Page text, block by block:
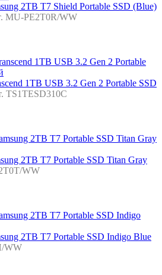
2TB T7 Shield Portable SSD (Blue)
MU-PE2T0R/WW
1TB USB 3.2 Gen 2 Portable SSD
TS1TESD310C
2TB T7 Portable SSD Titan Gray
WW
2TB T7 Portable SSD Indigo Blue
WW